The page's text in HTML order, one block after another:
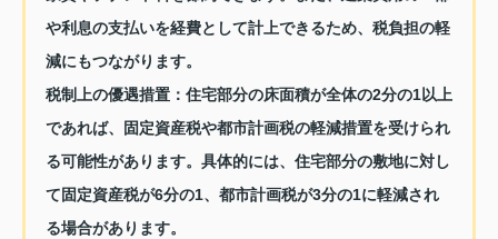
や利息の支払いを経費として計上できるため、税負担の軽
減にもつながります。
税制上の優遇措置： 住宅部分の床面積が全体の2分の1以上
であれば、固定資産税や都市計画税の軽減措置を受けられ
る可能性があります。具体的には、住宅部分の敷地に対し
て固定資産税が6分の1、都市計画税が3分の1に軽減され
る場合があります。